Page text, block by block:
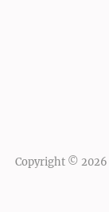
Copyright © 2026